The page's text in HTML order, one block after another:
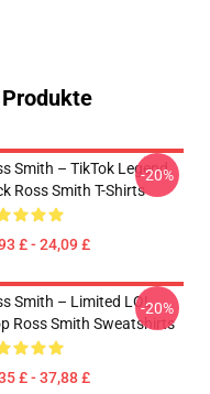
Smith – TikTok Legend
Ross Smith T-Shirts
£ - 24,09 £
-20%
Smith – Limited LOL
Ross Smith Sweatshirts
£ - 37,88 £
-20%